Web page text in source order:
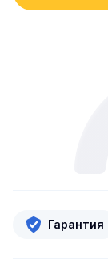
Гарантия